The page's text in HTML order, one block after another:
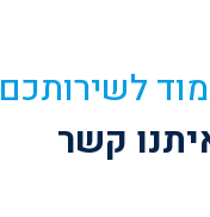
לשירותכם
קשר